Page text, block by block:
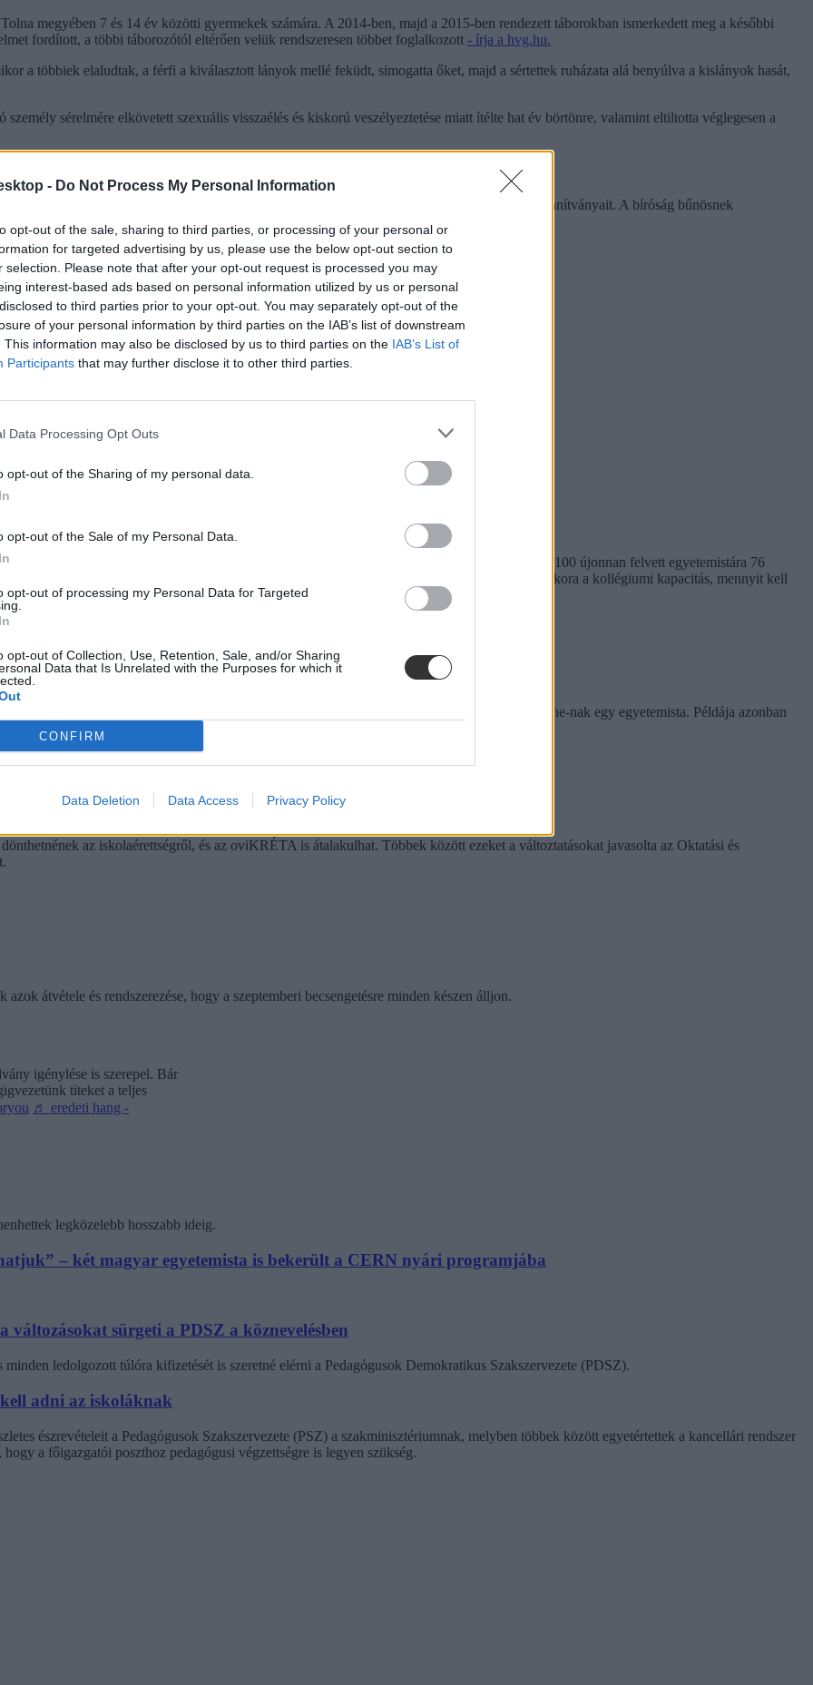
- Do Not Process My Personal Information
opt-out of the sale, sharing to third parties, or processing of your personal or
for targeted advertising by us, please use the below opt-out section to
selection. Please note that after your opt-out request is processed you may
interest-based ads based on personal information utilized by us or personal
to third parties prior to your opt-out. You may separately opt-out of the
of your personal information by third parties on the IAB’s list of downstream
This information may also be disclosed by us to third parties on the IAB’s List of
Participants that may further disclose it to other third parties.
Data Processing Opt Outs
opt-out of the Sharing of my personal data.
opt-out of the Sale of my Personal Data.
opt-out of processing my Personal Data for Targeted
opt-out of Collection, Use, Retention, Sale, and/or Sharing
Data that Is Unrelated with the Purposes for which it
CONFIRM
Data Deletion Data Access Privacy Policy
megyében 7 és 14 év közötti gyermekek számára. A 2014-ben, majd a 2015-ben rendezett táborokban ismerkedett meg a későbbi
fordított, a többi táborozótól eltérően velük rendszeresen többet foglalkozott - írja a hvg.hu.
a többiek elaludtak, a férfi a kiválasztott lányok mellé feküdt, simogatta őket, majd a sértettek ruházata alá benyúlva a kislányok hasát,
sérelmére elkövetett szexuális visszaélés és kiskorú veszélyeztetése miatt ítélte hat év börtönre, valamint eltiltotta véglegesen a
két év börtönt kapott
Bíróságon az a budapesti általános iskolai tanár, aki szexuális tartalmú üzenetekkel bombázta tanítványait. A bíróság bűnösnek
van: a pedagógus két év börtönt kapott, öt évre felfüggesztve - írja a 24.hu.
mint ahány kollégiumi férőhely összesen van
hány kollégiumi férőhely jut a hallgatókra, a térítési díj összege sem egységes. Míg a BME-n 100 újonnan felvett egyetemistára 76
9300 és 25 500 forint között mozognak a vizsgált intézményekben. Megnéztük, hol mekkora a kollégiumi kapacitás, mennyit kell
– több mint százezer levelezős hallgatót érinthet a szabály
hallgató vagyok, egyből húzni kezdték a szájukat” – számolt be tapasztalatairól az Eduline-nak egy egyetemista. Példája azonban
dönthetnének az iskolaérettségről
az iskolaérettségről, és az oviKRÉTA is átalakulhat. Többek között ezeket a változtatásokat javasolta az Oktatási és
átvétele és rendszerezése, hogy a szeptemberi becsengetésre minden készen álljon.
igénylése is szerepel. Bár
titeket a teljes
♬ eredeti hang -
legközelebb hosszabb ideig.
– két magyar egyetemista is bekerült a CERN nyári programjába
sürgeti a PDSZ a köznevelésben
ledolgozott túlóra kifizetését is szeretné elérni a Pedagógusok Demokratikus Szakszervezete (PDSZ).
kell adni az iskoláknak
észrevételeit a Pedagógusok Szakszervezete (PSZ) a szakminisztériumnak, melyben többek között egyetértettek a kancellári rendszer
a főigazgatói poszthoz pedagógusi végzettségre is legyen szükség.